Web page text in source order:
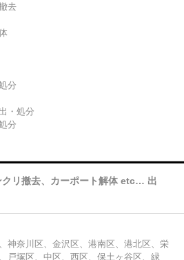
去
分
・処分
分
クリ撤去、カーポート解体 etc… 出
神奈川区、金沢区、港南区、港北区、栄
戸塚区、中区、西区、保土ヶ谷区、緑